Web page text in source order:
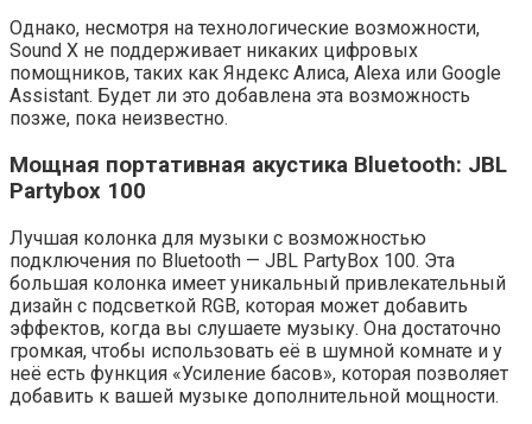
Однако, несмотря на технологические возможности,
Sound X не поддерживает никаких цифровых
помощников, таких как Яндекс Алиса, Alexa или Google
Assistant. Будет ли это добавлена эта возможность
позже, пока неизвестно.
Мощная портативная акустика Bluetooth: JBL
Partybox 100
Лучшая колонка для музыки с возможностью
подключения по Bluetooth — JBL PartyBox 100. Эта
большая колонка имеет уникальный привлекательный
дизайн с подсветкой RGB, которая может добавить
эффектов, когда вы слушаете музыку. Она достаточно
громкая, чтобы использовать её в шумной комнате и у
неё есть функция «Усиление басов», которая позволяет
добавить к вашей музыке дополнительной мощности.